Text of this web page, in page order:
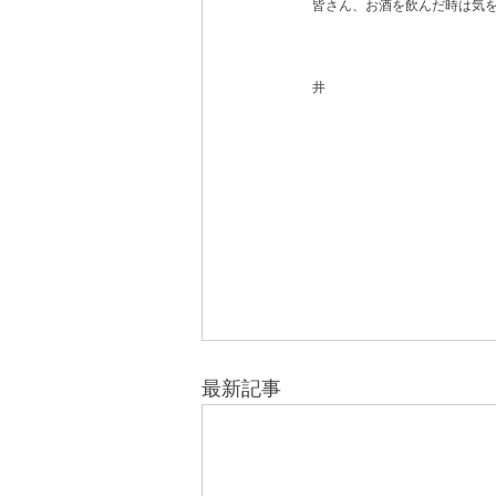
皆さん、お酒を飲んだ時は気
井
最新記事